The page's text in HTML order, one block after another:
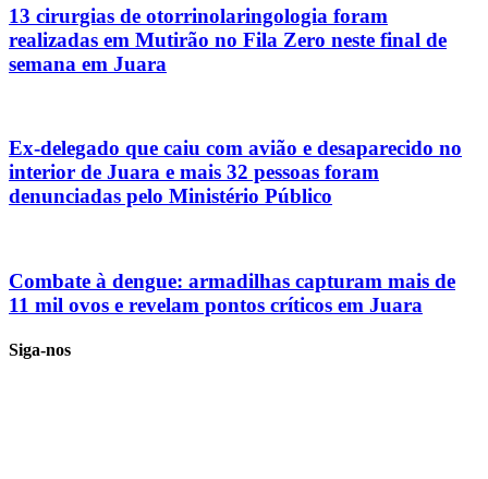
13 cirurgias de otorrinolaringologia foram
realizadas em Mutirão no Fila Zero neste final de
semana em Juara
Ex-delegado que caiu com avião e desaparecido no
interior de Juara e mais 32 pessoas foram
denunciadas pelo Ministério Público
Combate à dengue: armadilhas capturam mais de
11 mil ovos e revelam pontos críticos em Juara
Siga-nos